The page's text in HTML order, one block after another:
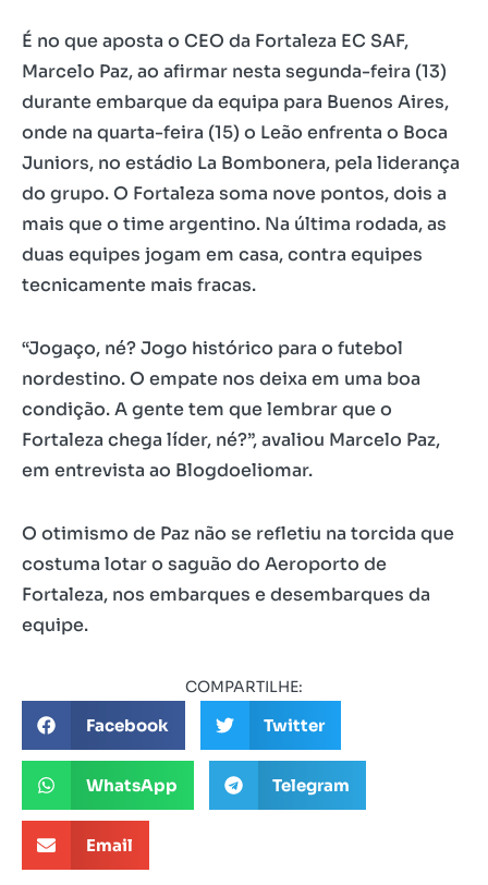
É no que aposta o CEO da Fortaleza EC SAF,
Marcelo Paz, ao afirmar nesta segunda-feira (13)
durante embarque da equipa para Buenos Aires,
onde na quarta-feira (15) o Leão enfrenta o Boca
Juniors, no estádio La Bombonera, pela liderança
do grupo. O Fortaleza soma nove pontos, dois a
mais que o time argentino. Na última rodada, as
duas equipes jogam em casa, contra equipes
tecnicamente mais fracas.
“Jogaço, né? Jogo histórico para o futebol
nordestino. O empate nos deixa em uma boa
condição. A gente tem que lembrar que o
Fortaleza chega líder, né?”, avaliou Marcelo Paz,
em entrevista ao Blogdoeliomar.
O otimismo de Paz não se refletiu na torcida que
costuma lotar o saguão do Aeroporto de
Fortaleza, nos embarques e desembarques da
equipe.
COMPARTILHE:
Facebook Twitter
WhatsApp Telegram
Email